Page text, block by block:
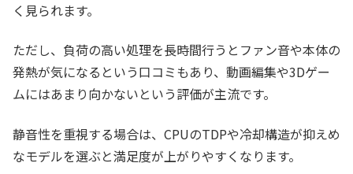
く見られます。
ただし、負荷の高い処理を長時間行うとファン音や本体の
発熱が気になるという口コミもあり、動画編集や3Dゲー
ムにはあまり向かないという評価が主流です。
静音性を重視する場合は、CPUのTDPや冷却構造が抑えめ
なモデルを選ぶと満足度が上がりやすくなります。